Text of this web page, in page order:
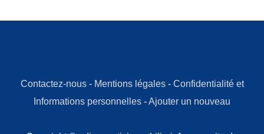
Contactez-nous- Mentions légales- Confidentialité et
Informations personnelles -Ajouter un nouveau